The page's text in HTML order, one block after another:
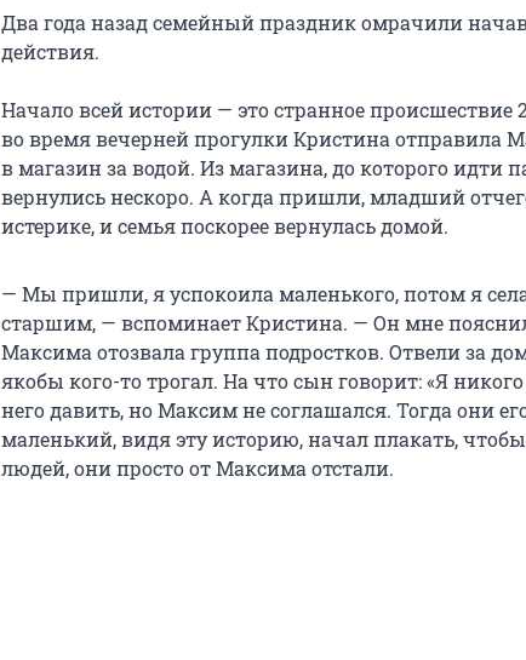
Два года назад семейный праздник омрачили
действия.
Начало всей истории — это странное происшествие
во время вечерней прогулки Кристина отправила
в магазин за водой. Из магазина, до которого идти
вернулись нескоро. А когда пришли, младший
истерике, и семья поскорее вернулась домой.
— Мы пришли, я успокоила маленького, потом я
старшим, — вспоминает Кристина. — Он мне
Максима отозвала группа подростков. Отвели за
якобы кого-то трогал. На что сын говорит: «Я
него давить, но Максим не соглашался. Тогда они
маленький, видя эту историю, начал плакать,
людей, они просто от Максима отстали.